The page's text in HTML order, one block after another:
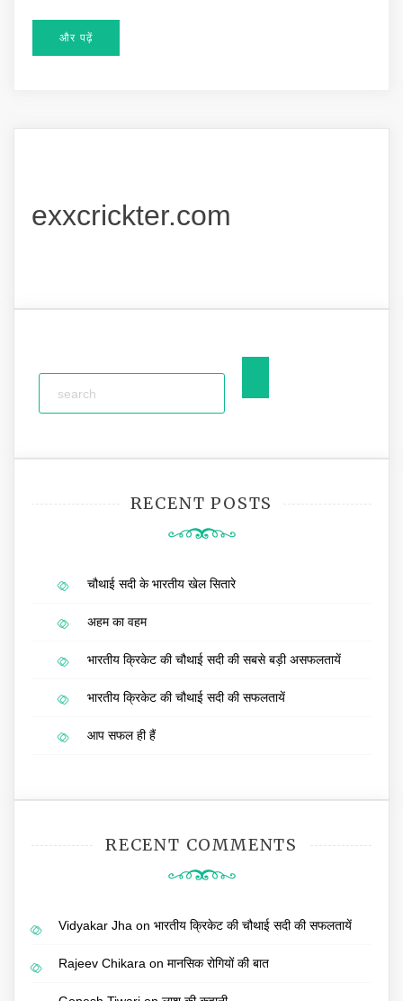
और पढ़ें
exxcrickter.com
RECENT POSTS
चौथाई सदी के भारतीय खेल सितारे
अहम का वहम
भारतीय क्रिकेट की चौथाई सदी की सबसे बड़ी असफलतायें
भारतीय क्रिकेट की चौथाई सदी की सफलतायें
आप सफल ही हैं
RECENT COMMENTS
Vidyakar Jha on भारतीय क्रिकेट की चौथाई सदी की सफलतायें
Rajeev Chikara on मानसिक रोगियों की बात